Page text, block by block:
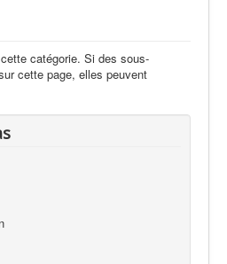
catégorie. Si des sous-
cette page, elles peuvent